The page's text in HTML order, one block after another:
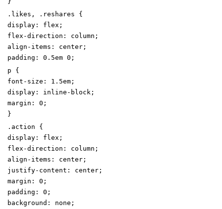
. likes , . reshares
{
display : flex ;
flex-direction : column ;
align-items : center ;
padding : 0 .5em 0 ;
p
{
font-size : 1 .5em ;
display : inline-block ;
margin : 0 ;
}
. action
{
display : flex ;
flex-direction : column ;
align-items : center ;
justify-content : center ;
margin : 0 ;
padding : 0 ;
background : none ;